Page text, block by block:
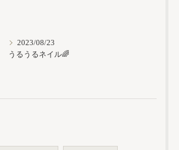
2023/08/23
うるうるネイル🌈